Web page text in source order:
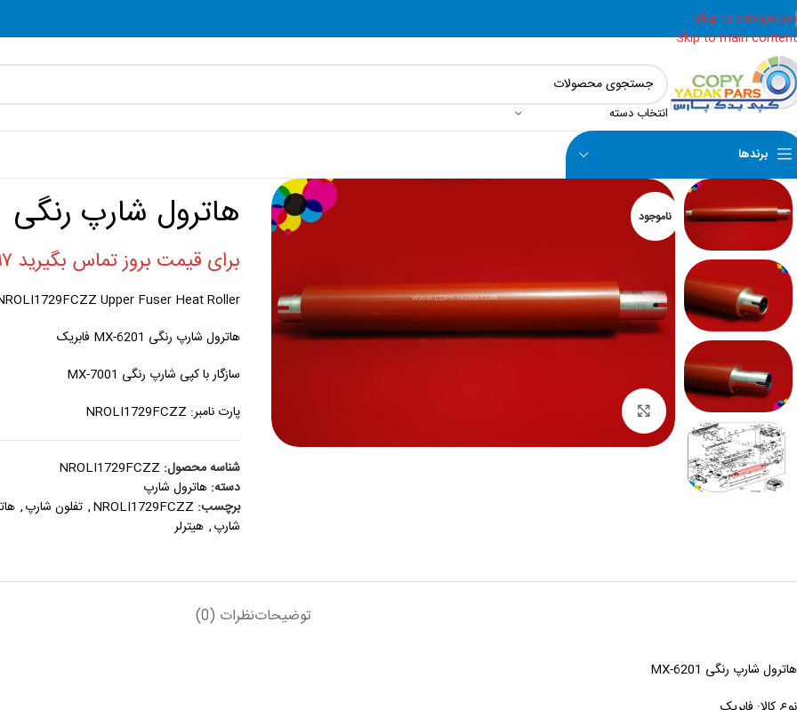
Skip to navigation
Skip to main content
انتخاب دسته
برندها
ناموجود هاترول شارپ رنگی MX-6201
برای قیمت بروز تماس بگیرید ۰۲۱۸۸۸۶۰۷۹۷
Upper Fuser Heat Roller
هاترول شارپ رنگی MX-6201 فابریک
سازگار با کپی شارپ رنگی MX-7001
پارت نامبر: NROLI1729FCZZ
شناسه محصول: NROLI1729FCZZ
دسته: هاترول شارپ
برچسب: NROLI1729FCZZ
, تفلون شارپ,
شارپ, هیترلر
توضیحاتنظرات (0)
هاترول شارپ رنگی MX-6201